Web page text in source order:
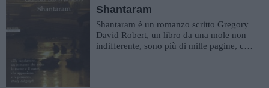
Shantaram
Shantaram è un romanzo scritto Gregory
David Robert, un libro da una mole non
indifferente, sono più di mille pagine, che